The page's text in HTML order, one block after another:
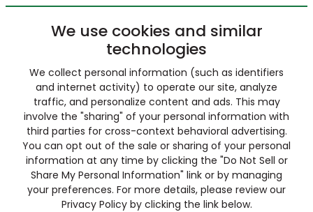
We use cookies and similar
technologies
We collect personal information (such as identifiers
and internet activity) to operate our site, analyze
traffic, and personalize content and ads. This may
involve the "sharing" of your personal information with
third parties for cross-context behavioral advertising.
You can opt out of the sale or sharing of your personal
information at any time by clicking the "Do Not Sell or
Share My Personal Information" link or by managing
your preferences. For more details, please review our
Privacy Policy by clicking the link below.